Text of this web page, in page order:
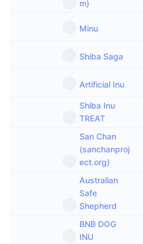
m)
Minu
Shiba Saga
Artificial Inu
Shiba Inu
TREAT
San Chan
(sanchanproj
ect.org)
Australian
Safe
Shepherd
BNB DOG
INU